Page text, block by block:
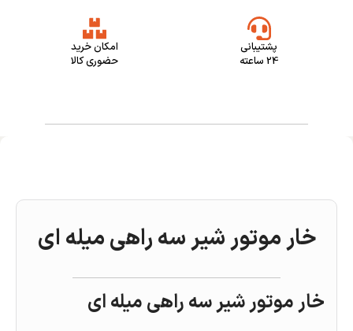
پشتیبانی
24 ساعته
امکان خرید
حضوری کالا
خار موتور شیر سه راهی میله ای
خار موتور شیر سه راهی میله ای